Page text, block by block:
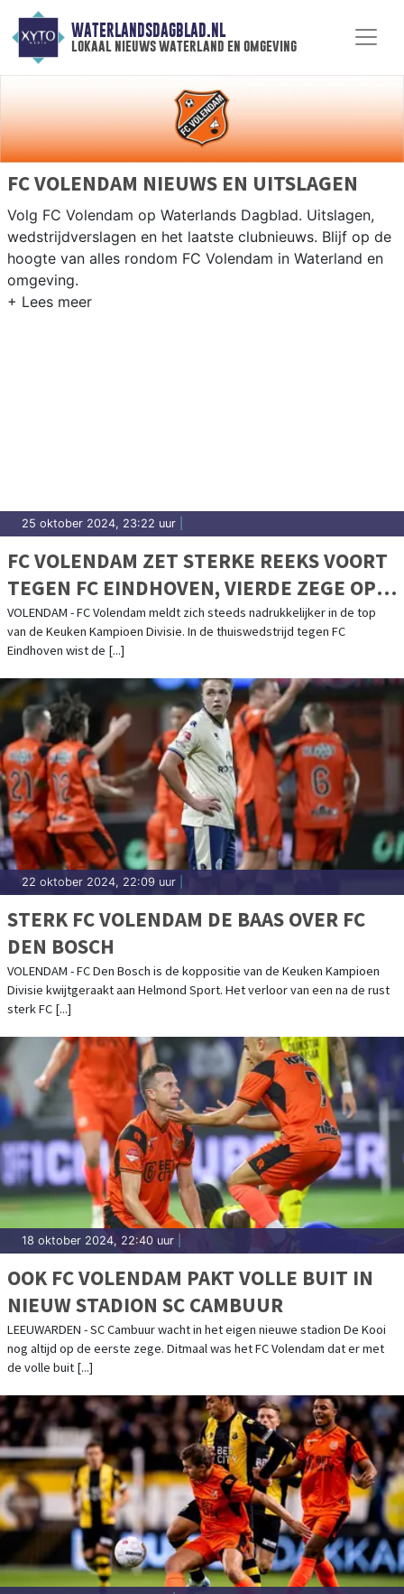
WATERLANDSDAGBLAD.NL
lokaal nieuws waterland en omgeving
FC VOLENDAM NIEUWS EN UITSLAGEN
Volg FC Volendam op Waterlands Dagblad. Uitslagen,
wedstrijdverslagen en het laatste clubnieuws. Blijf op de
hoogte van alles rondom FC Volendam in Waterland en
omgeving.
25 oktober 2024, 23:22 uur
FC VOLENDAM ZET STERKE REEKS VOORT
TEGEN FC EINDHOVEN, VIERDE ZEGE OP
RIJ
VOLENDAM - FC Volendam meldt zich steeds nadrukkelijker in de top
van de Keuken Kampioen Divisie. In de thuiswedstrijd tegen FC
Eindhoven wist de [...]
22 oktober 2024, 22:09 uur
STERK FC VOLENDAM DE BAAS OVER FC
DEN BOSCH
VOLENDAM - FC Den Bosch is de koppositie van de Keuken Kampioen
Divisie kwijtgeraakt aan Helmond Sport. Het verloor van een na de rust
sterk FC [...]
18 oktober 2024, 22:40 uur
OOK FC VOLENDAM PAKT VOLLE BUIT IN
NIEUW STADION SC CAMBUUR
LEEUWARDEN - SC Cambuur wacht in het eigen nieuwe stadion De Kooi
nog altijd op de eerste zege. Ditmaal was het FC Volendam dat er met
de volle buit [...]